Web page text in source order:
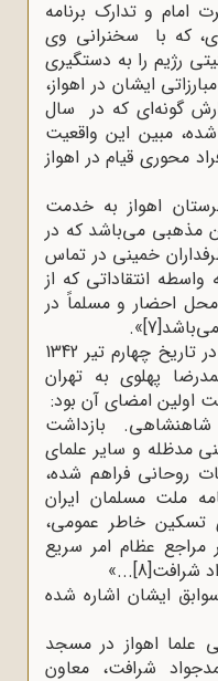
امام و تدارک برنامه
که با سخنرانی وی
رژیم را به دستگیری
ایشان در اهواز،
گونه‌ای که در سال
شده، مبین این واقعیت
محوری قیام در اهواز
اهواز به خدمت
مذهبی می‌باشد که در
خمینی در تماس
واسطه انتقاداتی که از
احضار و مسلماً در
.«[7]
به دنبال دستگیری امام خمینی، در تاریخ چهارم تیر 1342
پهلوی به تهران
اولین امضای آن بود:
شاهنشاهی. بازداشت
مدظله و سایر علمای
روحانی فراهم شده،
ملت مسلمان ایران
تسکین خاطر عمومی،
عظام امر سریع
شرافت
«...[8]
به سوابق ایشان اشاره شده
علما اهواز در مسجد
شرافت، معاون